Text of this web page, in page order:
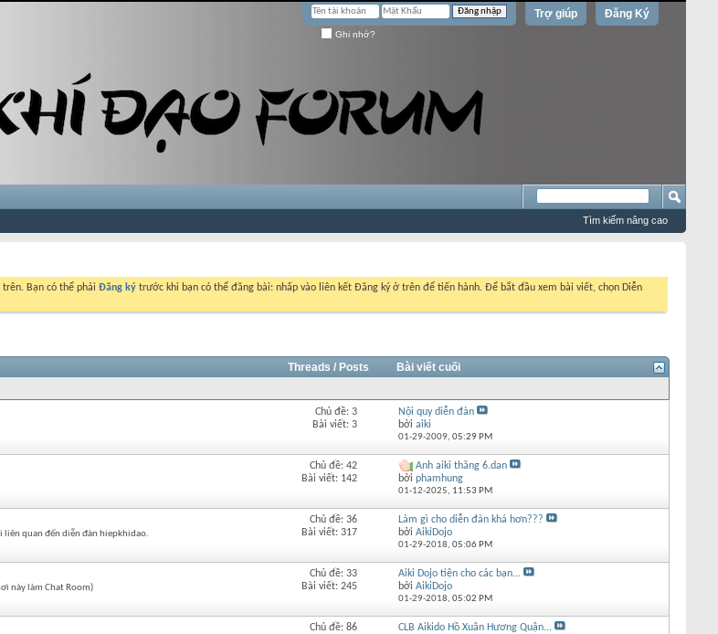
Đăng Ký
Trợ giúp
Ghi nhớ?
Tìm kiếm nâng cao
Bạn có thể phải Đăng ký trước khi bạn có thể đăng bài: nhấp vào liên kết Đăng ký ở trên để tiến hành. Để bắt đầu xem bài viết, chọn Diễn
Threads / Posts
Bài viết cuối
Chủ đề: 3
Bài viết: 3
Nội quy diễn đàn
bởi aiki
01-29-2009, 05:29 PM
Chủ đề: 42
Bài viết: 142
Anh aiki thăng 6.dan
bởi phamhung
01-12-2025, 11:53 PM
liên quan đến diễn đàn hiepkhidao.
Chủ đề: 36
Bài viết: 317
Làm gì cho diễn đàn khá hơn???
bởi AikiDojo
01-29-2018, 05:06 PM
này làm Chat Room)
Chủ đề: 33
Bài viết: 245
Aiki Dojo tiện cho các bạn...
bởi AikiDojo
01-29-2018, 05:02 PM
Chủ đề: 86
CLB Aikido Hồ Xuân Hương Quận...